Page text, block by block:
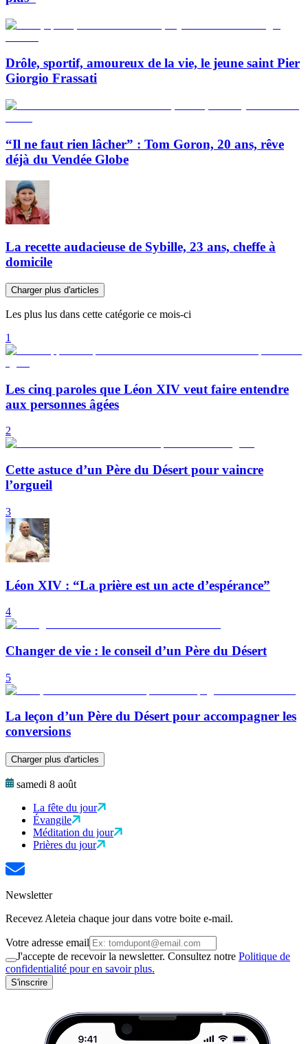
Drôle, sportif, amoureux de la vie, le jeune saint Pier
Giorgio Frassati
“Il ne faut rien lâcher” : Tom Goron, 20 ans, rêve
déjà du Vendée Globe
La recette audacieuse de Sybille, 23 ans, cheffe à
domicile
Charger plus d'articles
Les plus lus dans cette catégorie ce mois-ci
1
Les cinq paroles que Léon XIV veut faire entendre
aux personnes âgées
2
Cette astuce d’un Père du Désert pour vaincre
l’orgueil
3
Léon XIV : “La prière est un acte d’espérance”
4
Changer de vie : le conseil d’un Père du Désert
5
La leçon d’un Père du Désert pour accompagner les
conversions
Charger plus d'articles
samedi 8 août
La fête du jour
Évangile
Méditation du jour
Prières du jour
Newsletter
Recevez Aleteia chaque jour dans votre boite e-mail.
Votre adresse email
J'accepte de recevoir la newsletter. Consultez notre Politique de
confidentialité pour en savoir plus.
S'inscrire